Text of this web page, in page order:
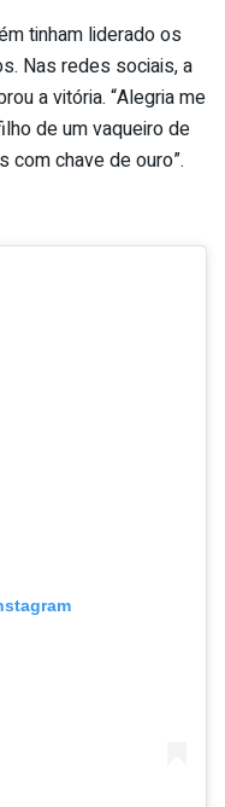
tinham liderado os
Nas redes sociais, a
a vitória. “Alegria me
de um vaqueiro de
com chave de ouro”.